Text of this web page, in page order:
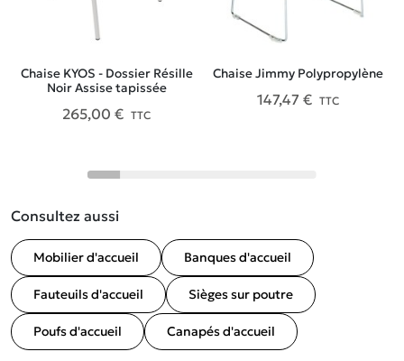
Chaise KYOS - Dossier Résille
Noir Assise tapissée
265,00 € TTC
Chaise Jimmy Polypropylène
147,47 € TTC
Consultez aussi
Mobilier d'accueil Banques d'accueil
Fauteuils d'accueil Sièges sur poutre
Poufs d'accueil Canapés d'accueil